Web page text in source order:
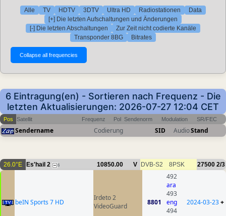
Alle TV HDTV 3DTV Ultra HD Radiostationen
Data
[+] Die letzten Aufschaltungen und Änderungen
[-] Die letzten Abschaltungen
Zur Zeit nicht codierte Kanäle
Transponder 8BG
Bitrates
6 Eintragung(en) - Sortieren nach Frequenz - Die
letzten Aktualisierungen: 2026-07-27 12:04 CET
Pos Satellit Frequenz Pol Sendenorm Modulation SR/FEC
Sendername Codierung SID AudioStand
26.0°E Es'hail 2 6 10850.00 V DVB-S2 8PSK 27500 2/3
beIN Sports 7 HD
Irdeto 2
VideoGuard
8801
492
ara
493
eng
494
2024-03-23+